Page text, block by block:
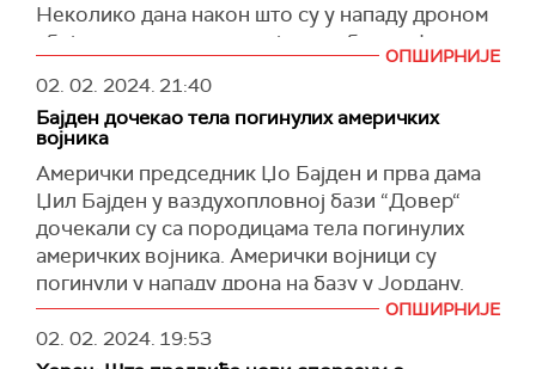
Неколико дана након што су у нападу дроном
убијена три америчка војника у бази у Јордану,
САД су почеле да изводе узвратне ударе у
Сиријии Ираку, јављају амерички медији.
Пентагон
сао наводе
Њуз-аиЕј-Би-Си-ја.
(Fox News, ABC)
ОПШИРНИЈЕ
02. 02. 2024.21:40
Бајден дочекао тела погинулих америчких
војника
Амерички председник Џо Бајден и прва дама
Џил Бајден у ваздухопловној бази “Довер“
дочекали су са породицама тела погинулих
америчких војника. Амерички војници су
погинули у нападу дрона на базу у Јордану.
претходно састао са члановима
породица погинулих војника, који су сви били
ОПШИРНИЈЕ
02. 02. 2024. 19:53